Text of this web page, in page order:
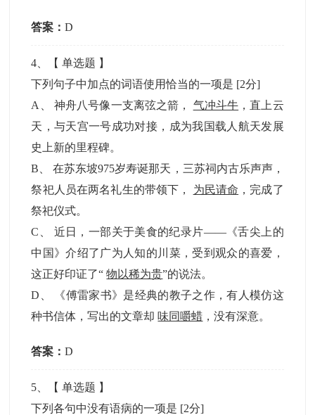
答案：D
4 、【单选题 】
下列句子中加点的词语使用恰当的一项是 [2分]
A
神舟八号像一支离弦之箭， 气冲斗牛 ，直上云
天，与天宫一号成功对接，成为我国载人航天发展
史上新的里程碑。
B 、在苏东坡975岁寿诞那天，三苏祠内古乐声声，
祭祀人员在两名礼生的带领下， 为民请命 ，完成了
祭祀仪式。
C
近日，一部关于美食的纪录片——《舌尖上的
中国》介绍了广为人知的川菜，受到观众的喜爱，
这正好印证了“物以稀为贵”的说法。
D
《傅雷家书》是经典的教子之作，有人模仿这
种书信体，写出的文章却 味同嚼蜡 ，没有深意。
答案：D
5 、【单选题 】
下列各句中没有语病的一项是 [2分]